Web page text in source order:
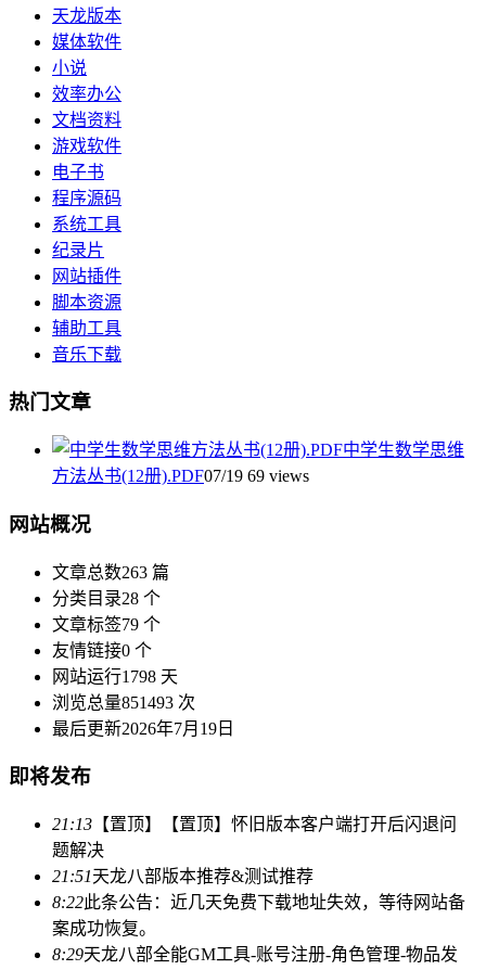
天龙版本
媒体软件
小说
效率办公
文档资料
游戏软件
电子书
程序源码
系统工具
纪录片
网站插件
脚本资源
辅助工具
音乐下载
热门文章
中学生数学思维
方法丛书(12册).PDF07/19 69 views
网站概况
文章总数263 篇
分类目录28 个
文章标签79 个
友情链接0 个
网站运行1798 天
浏览总量851493 次
最后更新2026年7月19日
即将发布
21:13 【置顶】【置顶】怀旧版本客户端打开后闪退问
题解决
21:51天龙八部版本推荐&测试推荐
8:22此条公告：近几天免费下载地址失效，等待网站备
案成功恢复。
8:29天龙八部全能GM工具-账号注册-角色管理-物品发